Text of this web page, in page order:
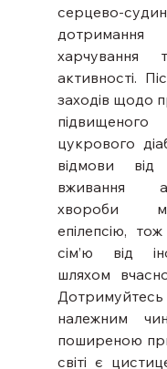
серцево-
дотримання
харчування
активності.
заходів щодо
цукрового
відмови від
вживання
хвороби
епілепсію,
сім’ю від
шляхом
Дотримуйтесь
належним
поширеною
світі є